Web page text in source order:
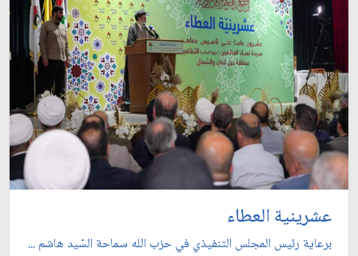
عشرينية العطاء
برعاية رئيس المجلس التنفيذي في حزب الله سماحة السّيد هاشم ...